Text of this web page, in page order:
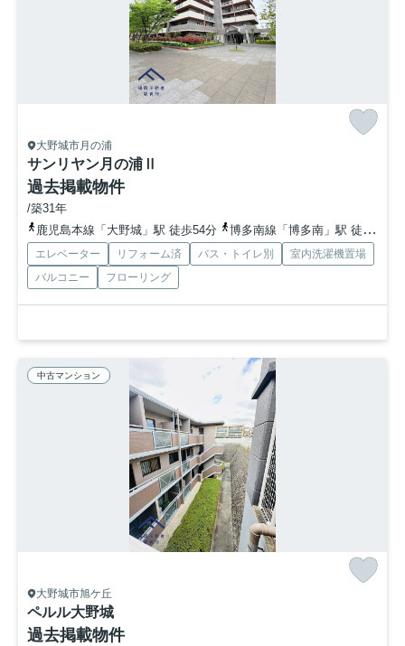
大野城市月の浦
サンリヤン月の浦Ⅱ
過去掲載物件
/築31年
鹿児島本線「大野城」駅 徒歩54分
博多南線「博多南」駅 徒歩50分
エレベーター リフォーム済 バス・トイレ別
室内洗濯機置場
バルコニー
フローリング
中古マンション
大野城市旭ケ丘
ペルル大野城
過去掲載物件